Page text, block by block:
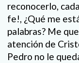
reconocerlo,
fe!, ¿Qué me
palabras? Me
atención de
Pedro no le